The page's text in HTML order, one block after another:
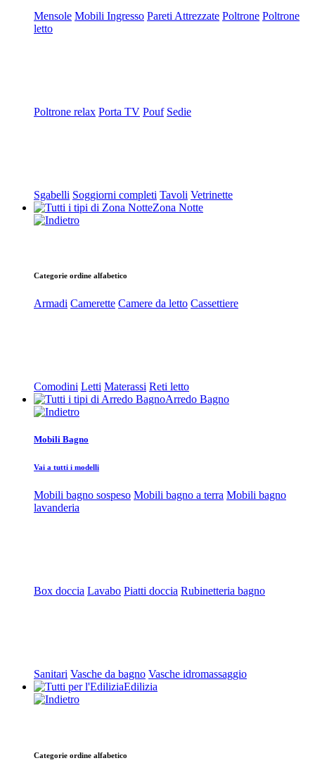
Mensole Mobili Ingresso Pareti Attrezzate Poltrone Poltrone
letto
Poltrone relax Porta TV Pouf Sedie
Sgabelli Soggiorni completi Tavoli Vetrinette
Zona Notte
Categorie ordine alfabetico
Armadi Camerette Camere da letto Cassettiere
Comodini Letti Materassi Reti letto
Arredo Bagno
Mobili Bagno
Vai a tutti i modelli
Mobili bagno sospeso Mobili bagno a terra Mobili bagno
lavanderia
Box doccia Lavabo Piatti doccia Rubinetteria bagno
Sanitari Vasche da bagno Vasche idromassaggio
Edilizia
Categorie ordine alfabetico